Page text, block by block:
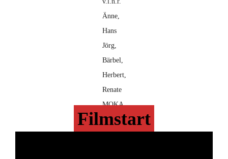
Änne,
Hans
Jörg,
Bärbel,
Herbert,
Renate
MOKA
Filmstart